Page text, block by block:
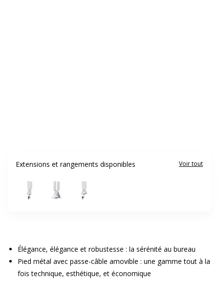
Extensions et rangements disponibles Voir tout
Élégance, élégance et robustesse : la sérénité au bureau
Pied métal avec passe-câble amovible : une gamme tout à la
fois technique, esthétique, et économique